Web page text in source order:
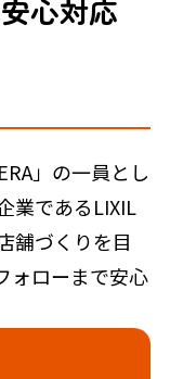
心対応
」の一員とし
業であるLIXIL
舗づくりを目
ォローまで安心